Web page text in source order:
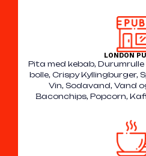
LONDON
Pita med kebab,
bolle, Crispy Kyllingburger,
Vin, Sodavand, Vand
Baconchips, Popcorn,